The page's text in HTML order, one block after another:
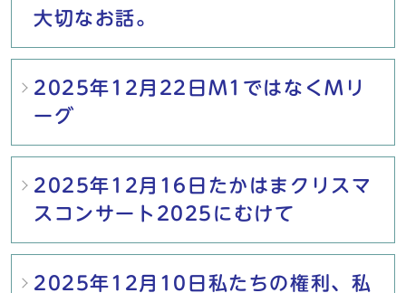
大切なお話。
2025年12月22日M1ではなくMリ
ーグ
2025年12月16日たかはまクリスマ
スコンサート2025にむけて
2025年12月10日私たちの権利、私